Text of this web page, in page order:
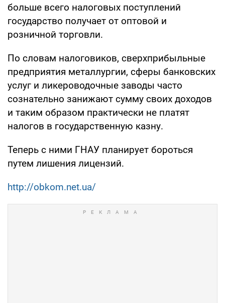
больше всего налоговых поступлений
государство получает от оптовой и
розничной торговли.
По словам налоговиков, сверхприбыльные
предприятия металлургии, сферы банковских
услуг и ликероводочные заводы часто
сознательно занижают сумму своих доходов
и таким образом практически не платят
налогов в государственную казну.
Теперь с ними ГНАУ планирует бороться
путем лишения лицензий.
http://obkom.net.ua/